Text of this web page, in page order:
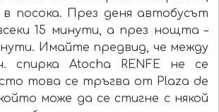
посока. През деня автобусът
15 минути, а през нощта –
Имайте предвид, че между
спирка Atocha RENFE не се
това се тръгва от Plaza de
може да се стигне с някой